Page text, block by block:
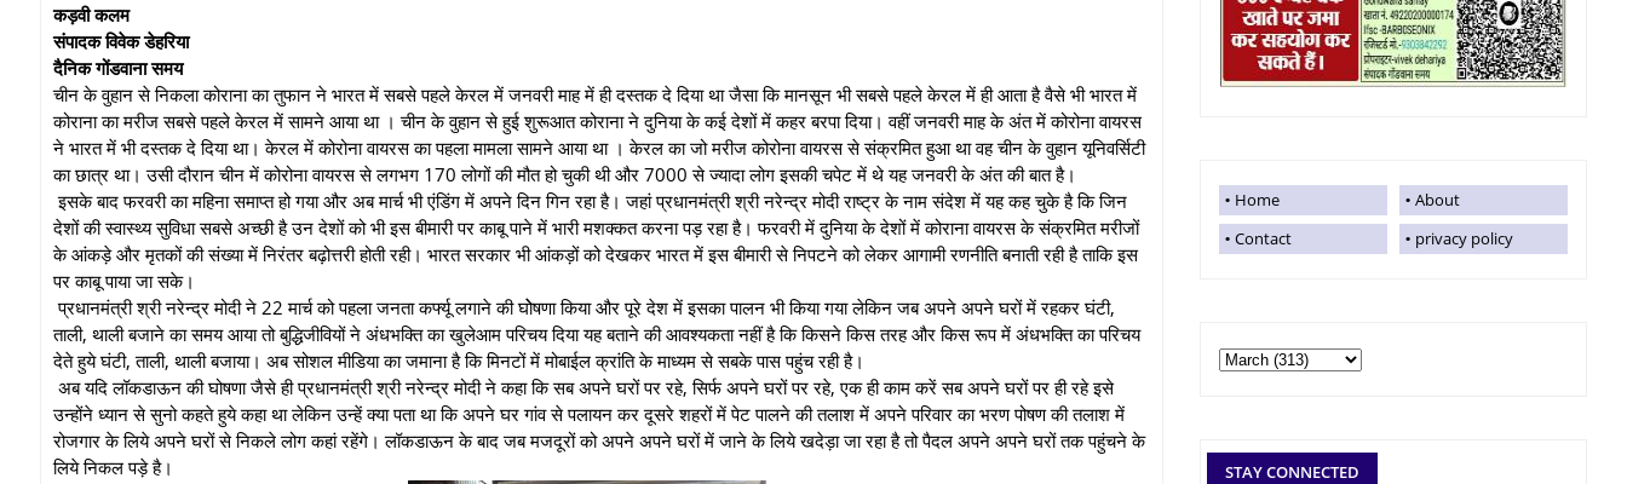
कड़वी कलम
संपादक विवेक डेहरिया
दैनिक गोंडवाना समय
चीन के वुहान से निकला कोराना का तुफान ने भारत में सबसे पहले केरल में जनवरी माह में ही दस्तक दे दिया था जैसा कि मानसून भी सबसे पहले केरल में ही आता है वैसे भी भारत में
कोराना का मरीज सबसे पहले केरल में सामने आया था । चीन के वुहान से हुई शुरूआत कोराना ने दुनिया के कई देशों में कहर बरपा दिया। वहीं जनवरी माह के अंत में कोरोना वायरस
ने भारत में भी दस्तक दे दिया था। केरल में कोरोना वायरस का पहला मामला सामने आया था । केरल का जो मरीज कोरोना वायरस से संक्रमित हुआ था वह चीन के वुहान यूनिवर्सिटी
का छात्र था। उसी दौरान चीन में कोरोना वायरस से लगभग 170 लोगों की मौत हो चुकी थी और 7000 से ज्यादा लोग इसकी चपेट में थे यह जनवरी के अंत की बात है।
इसके बाद फरवरी का महिना समाप्त हो गया और अब मार्च भी एंडिंग में अपने दिन गिन रहा है। जहां प्रधानमंत्री श्री नरेन्द्र मोदी राष्ट्र के नाम संदेश में यह कह चुके है कि जिन
देशों की स्वास्थ्य सुविधा सबसे अच्छी है उन देशों को भी इस बीमारी पर काबू पाने में भारी मशक्कत करना पड़ रहा है। फरवरी में दुनिया के देशों में कोराना वायरस के संक्रमित मरीजों
के आंकड़े और मृतकों की संख्या में निरंतर बढ़ोत्तरी होती रही। भारत सरकार भी आंकड़ों को देखकर भारत में इस बीमारी से निपटने को लेकर आगामी रणनीति बनाती रही है ताकि इस
पर काबू पाया जा सके।
प्रधानमंत्री श्री नरेन्द्र मोदी ने 22 मार्च को पहला जनता कर्फ्यू लगाने की घोेषणा किया और पूरे देश में इसका पालन भी किया गया लेकिन जब अपने अपने घरों में रहकर घंटी,
ताली, थाली बजाने का समय आया तो बुद्धिजीवियों ने अंधभक्ति का खुलेआम परिचय दिया यह बताने की आवश्यकता नहीं है कि किसने किस तरह और किस रूप में अंधभक्ति का परिचय
देते हुये घंटी, ताली, थाली बजाया। अब सोशल मीडिया का जमाना है कि मिनटों में मोबाईल क्रांति के माध्यम से सबके पास पहुंच रही है।
अब यदि लॉकडाऊन की घोषणा जैसे ही प्रधानमंत्री श्री नरेन्द्र मोदी ने कहा कि सब अपने घरों पर रहे, सिर्फ अपने घरों पर रहे, एक ही काम करें सब अपने घरों पर ही रहे इसे
उन्होंने ध्यान से सुनो कहते हुये कहा था लेकिन उन्हें क्या पता था कि अपने घर गांव से पलायन कर दूसरे शहरों में पेट पालने की तलाश में अपने परिवार का भरण पोषण की तलाश में
रोजगार के लिये अपने घरों से निकले लोग कहां रहेंगे। लॉकडाऊन के बाद जब मजदूरों को अपने अपने घरों में जाने के लिये खदेड़ा जा रहा है तो पैदल अपने अपने घरों तक पहुंचने के
लिये निकल पड़े है।
Home
About
Contact
privacy policy
STAY CONNECTED